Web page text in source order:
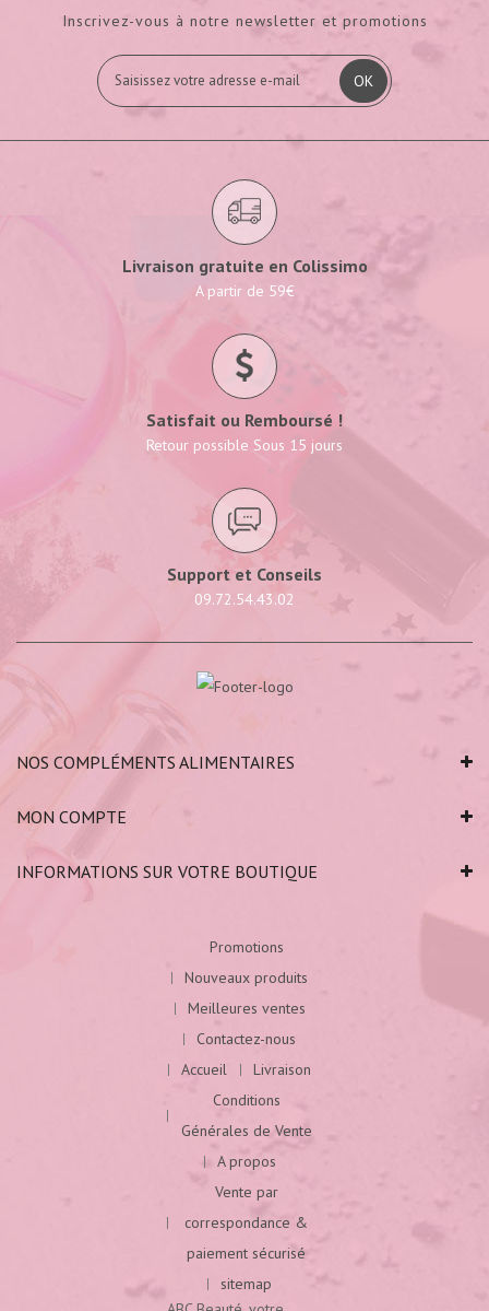
Inscrivez-vous à notre newsletter et promotions
OK
Livraison gratuite en Colissimo
A partir de 59€
Satisfait ou Remboursé !
Retour possible Sous 15 jours
Support et Conseils
09.72.54.43.02
NOS COMPLÉMENTS ALIMENTAIRES
MON COMPTE
INFORMATIONS SUR VOTRE BOUTIQUE
Promotions
Nouveaux produits
Meilleures ventes
Contactez-nous
Accueil
Livraison
Conditions
Générales de Vente
A propos
Vente par
correspondance &
paiement sécurisé
sitemap